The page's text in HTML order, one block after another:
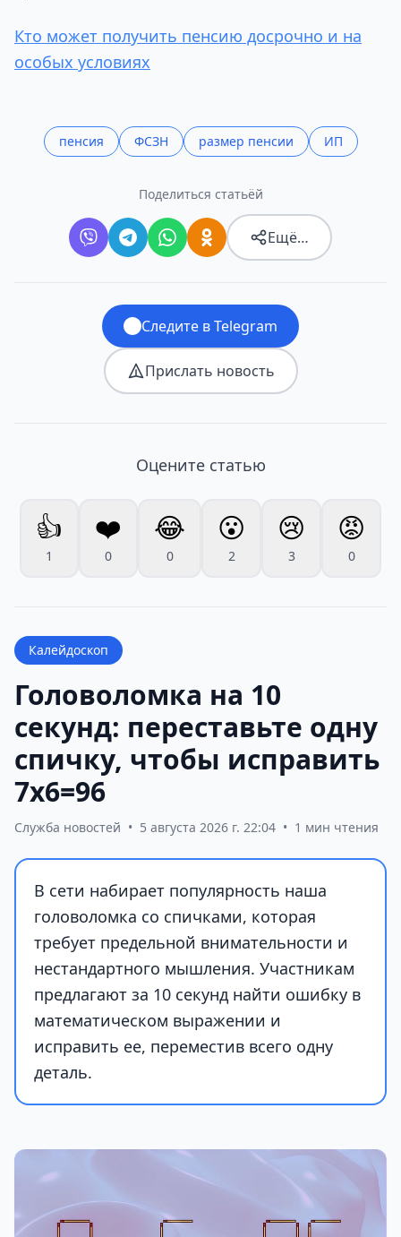
Кто может получить пенсию досрочно и на
особых условиях
пенсия ФСЗН размер пенсии ИП
Поделиться статьёй
Ещё…
Следите в Telegram
Прислать новость
Оцените статью
👍
1
❤️
0
😂
0
😮
2
😢
3
😡
0
Калейдоскоп
Головоломка на 10
секунд: переставьте одну
спичку, чтобы исправить
7х6=96
Служба новостей • 5 августа 2026 г. 22:04 • 1 мин чтения
В сети набирает популярность наша
головоломка со спичками, которая
требует предельной внимательности и
нестандартного мышления. Участникам
предлагают за 10 секунд найти ошибку в
математическом выражении и
исправить ее, переместив всего одну
деталь.